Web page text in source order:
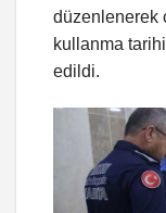
düzenlenerek
kullanma
edildi.